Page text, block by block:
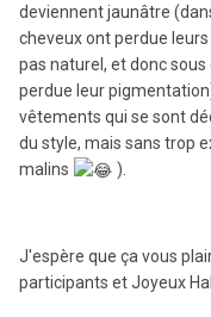
deviennent jaunâtre
cheveux ont perdue
pas naturel, et donc
perdue leur
vêtements qui se sont
du style, mais sans trop
malins
).
J'espère que ça vous
participants et Joyeux